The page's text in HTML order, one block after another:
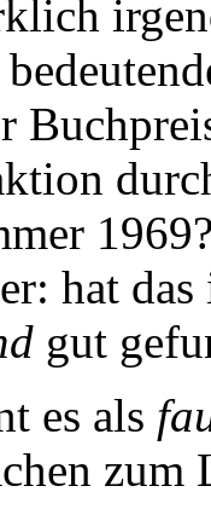
hat das
gut
es als